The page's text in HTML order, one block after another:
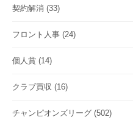
契約解消 (33)
フロント人事 (24)
個人賞 (14)
クラブ買収 (16)
チャンピオンズリーグ (502)